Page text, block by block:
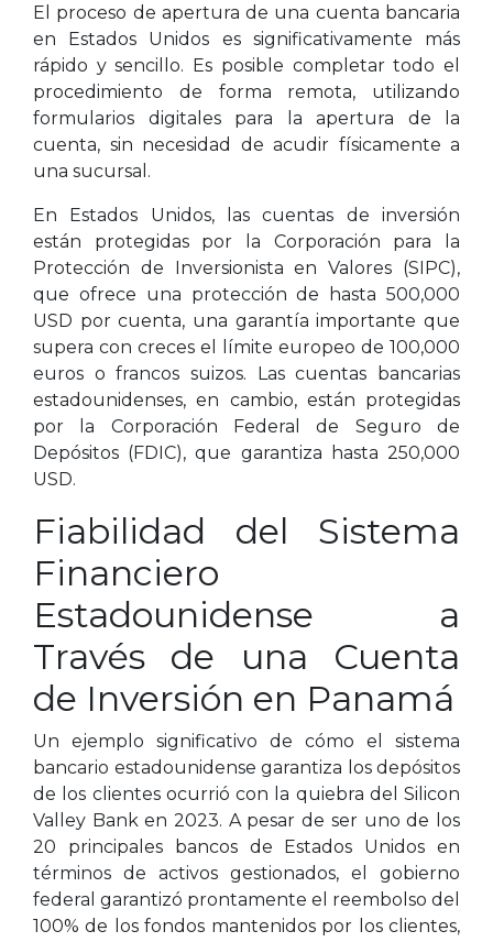
El proceso de apertura de una cuenta bancaria
en Estados Unidos es significativamente más
rápido y sencillo. Es posible completar todo el
procedimiento de forma remota, utilizando
formularios digitales para la apertura de la
cuenta, sin necesidad de acudir físicamente a
una sucursal.
En Estados Unidos, las cuentas de inversión
están protegidas por la Corporación para la
Protección de Inversionista en Valores (SIPC),
que ofrece una protección de hasta 500,000
USD por cuenta, una garantía importante que
supera con creces el límite europeo de 100,000
euros o francos suizos. Las cuentas bancarias
estadounidenses, en cambio, están protegidas
por la Corporación Federal de Seguro de
Depósitos (FDIC), que garantiza hasta 250,000
USD.
Fiabilidad del Sistema
Financiero
Estadounidense a
Través de una Cuenta
de Inversión en Panamá
Un ejemplo significativo de cómo el sistema
bancario estadounidense garantiza los depósitos
de los clientes ocurrió con la quiebra del Silicon
Valley Bank en 2023. A pesar de ser uno de los
20 principales bancos de Estados Unidos en
términos de activos gestionados, el gobierno
federal garantizó prontamente el reembolso del
100% de los fondos mantenidos por los clientes,